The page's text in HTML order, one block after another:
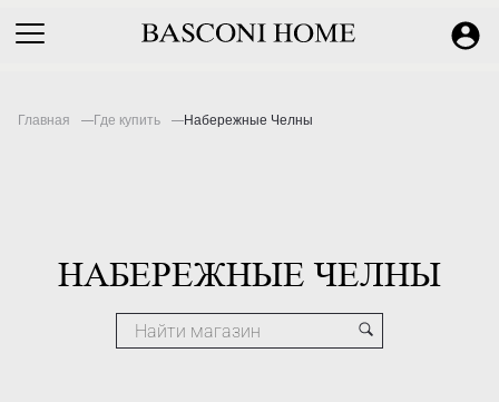
Главная Где купить Набережные Челны
НАБЕРЕЖНЫЕ ЧЕЛНЫ